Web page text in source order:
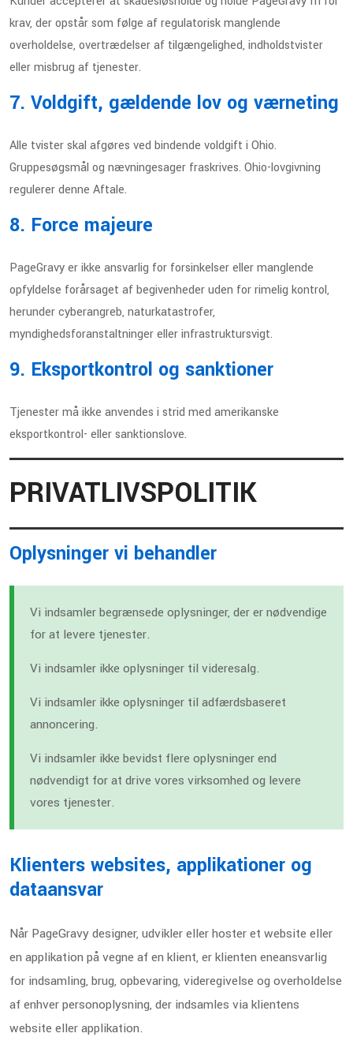
krav, der opstår som følge af regulatorisk manglende
overholdelse, overtrædelser af tilgængelighed, indholdstvister
eller misbrug af tjenester.
7. Voldgift, gældende lov og værneting
Alle tvister skal afgøres ved bindende voldgift i Ohio.
Gruppesøgsmål og nævningesager fraskrives. Ohio-lovgivning
regulerer denne Aftale.
8. Force majeure
PageGravy er ikke ansvarlig for forsinkelser eller manglende
opfyldelse forårsaget af begivenheder uden for rimelig kontrol,
herunder cyberangreb, naturkatastrofer,
myndighedsforanstaltninger eller infrastruktursvigt.
9. Eksportkontrol og sanktioner
Tjenester må ikke anvendes i strid med amerikanske
eksportkontrol- eller sanktionslove.
PRIVATLIVSPOLITIK
Oplysninger vi behandler
Vi indsamler begrænsede oplysninger, der er nødvendige
for at levere tjenester.
Vi indsamler ikke oplysninger til videresalg.
Vi indsamler ikke oplysninger til adfærdsbaseret
annoncering.
Vi indsamler ikke bevidst flere oplysninger end
nødvendigt for at drive vores virksomhed og levere
vores tjenester.
Klienters websites, applikationer og
dataansvar
Når PageGravy designer, udvikler eller hoster et website eller
en applikation på vegne af en klient, er klienten eneansvarlig
for indsamling, brug, opbevaring, videregivelse og overholdelse
af enhver personoplysning, der indsamles via klientens
website eller applikation.